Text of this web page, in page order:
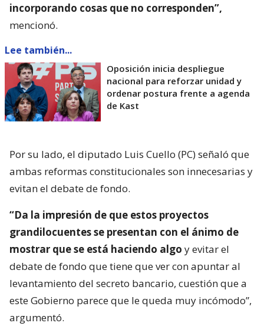
incorporando cosas que no corresponden”,
mencionó.
Lee también...
Oposición inicia despliegue
nacional para reforzar unidad y
ordenar postura frente a agenda
de Kast
Por su lado, el diputado Luis Cuello (PC) señaló que
ambas reformas constitucionales son innecesarias y
evitan el debate de fondo.
“Da la impresión de que estos proyectos
grandilocuentes se presentan con el ánimo de
mostrar que se está haciendo algo y evitar el
debate de fondo que tiene que ver con apuntar al
levantamiento del secreto bancario, cuestión que a
este Gobierno parece que le queda muy incómodo”,
argumentó.